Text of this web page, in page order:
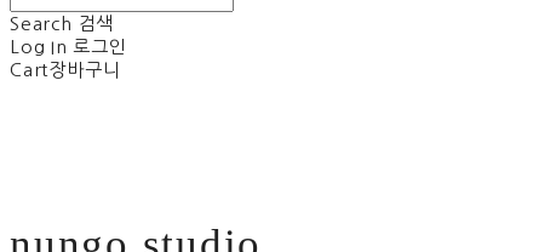
Search 검색
Log In 로그인
Cart장바구니